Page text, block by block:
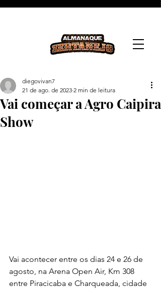
Vai começar a Agro Caipira
Show
diegovivan7
21 de ago. de 2023 2 min de leitura
Vai acontecer entre os dias 24 e 26 de
agosto, na Arena Open Air, Km 308
entre Piracicaba e Charqueada, cidade